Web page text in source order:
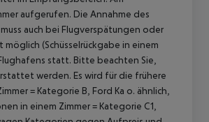
aufgerufen. Die Annahme des
auch bei Flugverspätungen oder
(Schüsselrückgabe in einem
statt. Bitte beachten Sie,
werden. Es wird für die frühere
= Kategorie B, Ford Ka o. ähnlich,
in einem Zimmer = Kategorie C1,